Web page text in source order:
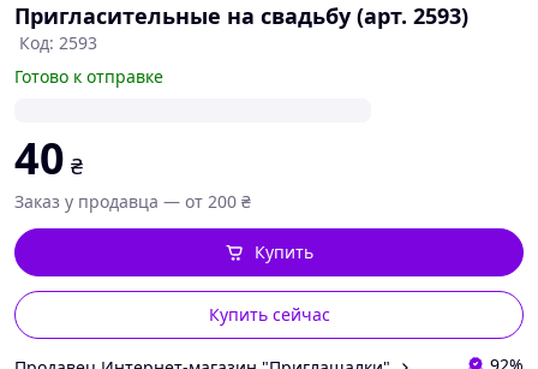
Пригласительные на свадьбу (арт. 2593)
Код: 2593
Готово к отправке
40 ₴
Заказ у продавца — от 200 ₴
Купить сейчас
Купить